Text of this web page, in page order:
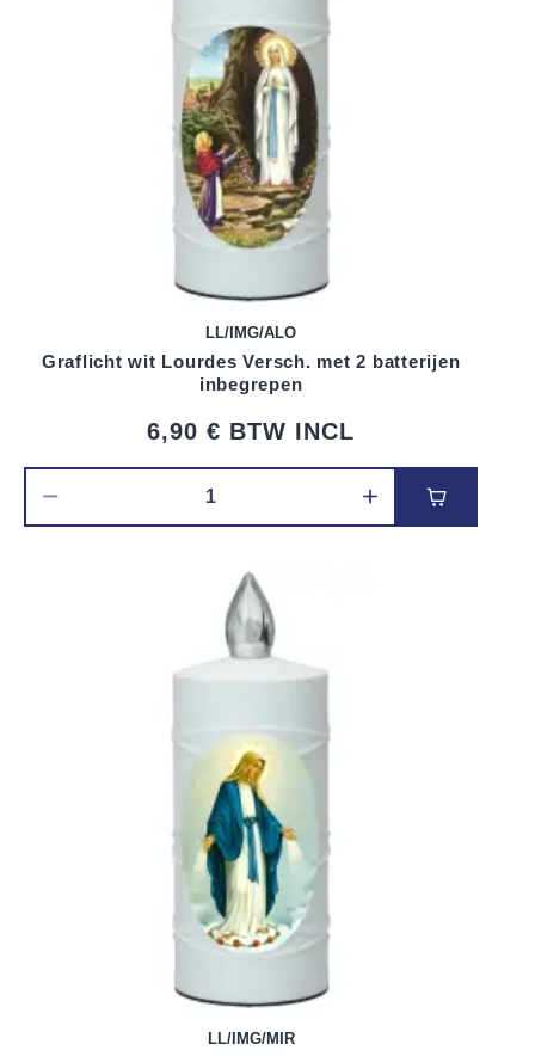
LL/IMG/ALO
Graflicht wit Lourdes Versch. met 2 batterijen
inbegrepen
6,90 € BTW INCL
Voeg toe
LL/IMG/MIR